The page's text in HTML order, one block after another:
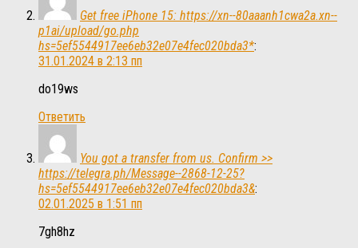
Get free iPhone 15: https://xn--80aaanh1cwa2a.xn--
p1ai/upload/go.php
hs=5ef5544917ee6eb32e07e4fec020bda3*:
31.01.2024 в 2:13 пп
do19ws
Ответить
You got a transfer from us. Confirm >>
https://telegra.ph/Message--2868-12-25?
hs=5ef5544917ee6eb32e07e4fec020bda3&:
02.01.2025 в 1:51 пп
7gh8hz